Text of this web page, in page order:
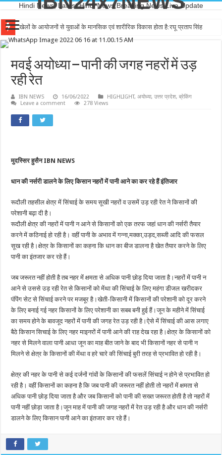
Hindi News, Latest Hindi News,Breaking News,Live Update
खेलों के आयोजनों से युवाओं के मानसिक एवं शारीरिक विकास होता है:रघू प्रताप सिंह
मवई अयोध्या – पानी की जगह नहरों में उड़
रही रेत
IBN NEWS 16/06/2022 HIGHLIGHT,अयोध्या,उत्तर प्रदेश,ब्रेकिंग
Leave a comment
278 Views
मुदस्सिर हुसैन IBN NEWS
धान की नर्सरी डालने के लिए किसान नहरों में पानी आने का कर रहे हैं इंतिजार
रूदौली तहसील क्षेत्र में सिंचाई के समय सूखी नहरों व उसमें उड़ रही रेत ने किसानों की
परेशानी बढ़ा दी है।
रूदौली क्षेत्र की नहरों में पानी न आने से किसानों को एक तरफ जहां धान की नर्सरी तैयार
करने में कठिनाई हो रही है। वहीं पानी के अभाव में गन्ना,मक्का,उड़द,सब्जी आदि की फसल
सूख रही है।क्षेत्र के किसानों का कहना कि धान का बीज डालना है खेत तैयार करने के लिए
पानी का इंतजार कर रहे हैं।
जब जरूरत नहीं होती है तब नहर में क्षमता से अधिक पानी छोड़ दिया जाता है।नहरों में पानी न
आने से उससे उड़ रही रेत से किसानों को मेंथा की सिंचाई के लिए महंगा डीजल खरीदकर
पंपिंग सेट से सिंचाई करने पर मजबूर है।खेती-किसानी में किसानों की परेशानी को दूर करने
के लिए बनाई गई नहर किसानों के लिए परेशानी का सबब बनी हुई हैं।जून के महीने में सिंचाई
का समय होने के बावजूद नहरों में पानी की जगह रेत उड़ रही है।ऐसे में सिंचाई की आस लगाए
बैठे किसान सिचाई के लिए नहर माइनरों में पानी आने की राह देख रहा है।क्षेत्र के किसानों को
नहर से मिलने वाला पानी आधा जून का माह बीत जाने के बाद भी किसानों नहर से पानी न
मिलने से क्षेत्र के किसानों की मेंथा व हरे चारे की सिंचाई बुरी तरह से प्रभावित हो रही है।
क्षेत्र की नहर के पानी से कई दर्जनों गांवों के किसानों की फसलें सिंचाई न होने से प्रभावित हो
रही है। वहीं किसानों का कहना है कि जब पानी की जरूरत नहीं होती तो नहरों में क्षमता से
अधिक पानी छोड़ दिया जाता है और जब किसानों को पानी की सख्त जरूरत होती है तो नहरों में
पानी नहीं छोड़ा जाता है।जून माह में पानी की जगह नहरों में रेत उड़ रही है और धान की नर्सरी
डालने के लिए किसान पानी आने का इंतजार कर रहे हैं।